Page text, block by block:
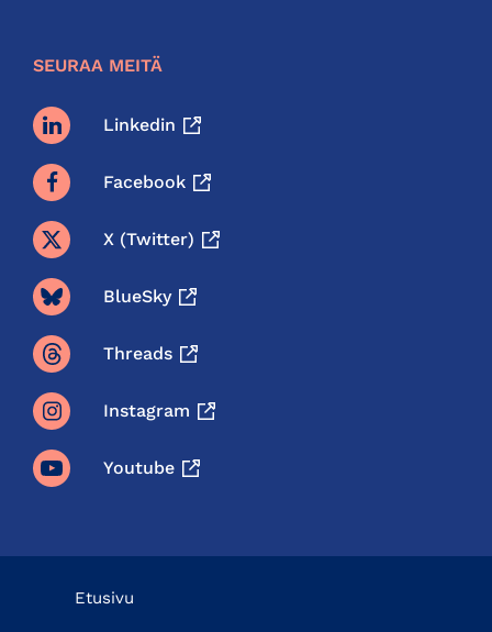
SEURAA MEITÄ
Linkedin
Facebook
X (twitter)
BlueSky
Threads
Instagram
Youtube
Etusivu